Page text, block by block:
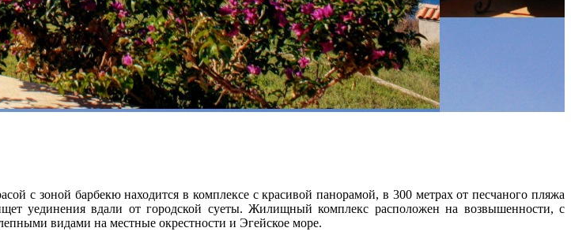
с зоной барбекю находится в комплексе с красивой панорамой, в 300 метрах от песчаного пляжа
уединения вдали от городской суеты. Жилищный комплекс расположен на возвышенности, с
видами на местные окрестности и Эгейское море.